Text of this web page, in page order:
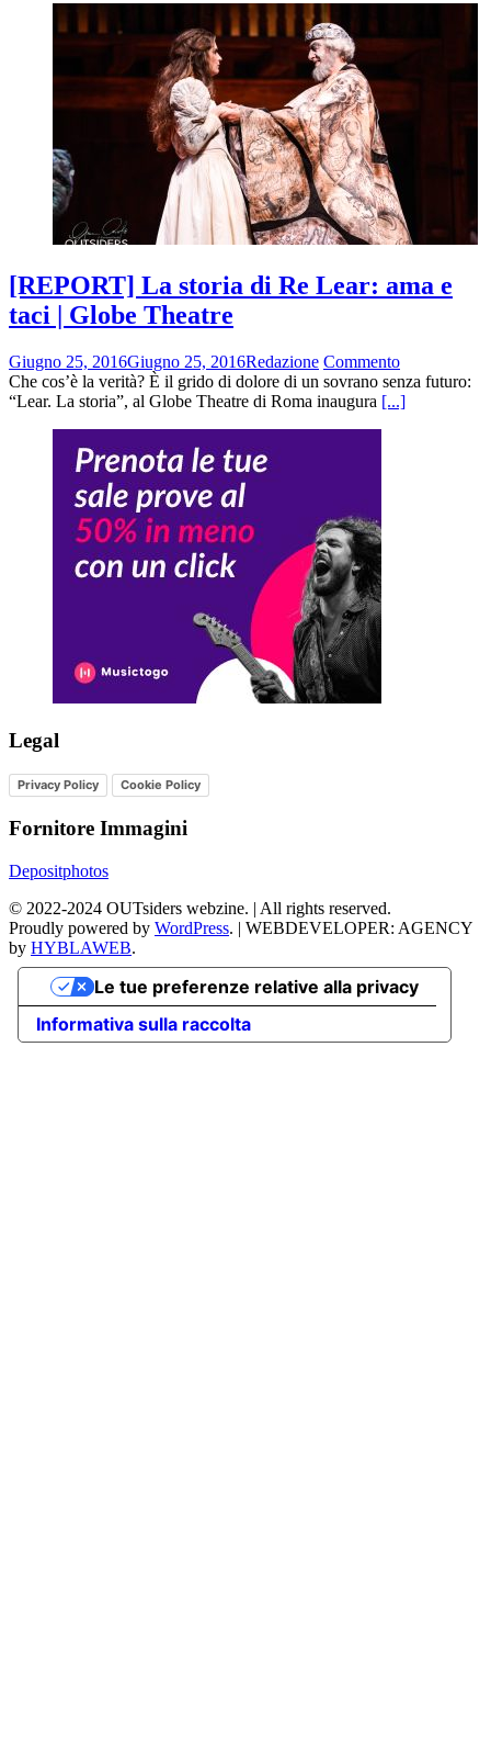
[REPORT] La storia di Re Lear: ama e
taci | Globe Theatre
Giugno 25, 2016Giugno 25, 2016Redazione Commento
Che cos’è la verità? È il grido di dolore di un sovrano senza futuro:
“Lear. La storia”, al Globe Theatre di Roma inaugura [...]
Legal
Privacy Policy Cookie Policy
Fornitore Immagini
Depositphotos
© 2022-2024 OUTsiders webzine. | All rights reserved.
Proudly powered by WordPress. | WEBDEVELOPER: AGENCY
by HYBLAWEB.
Informativa sulla raccolta
Le tue preferenze relative alla privacy